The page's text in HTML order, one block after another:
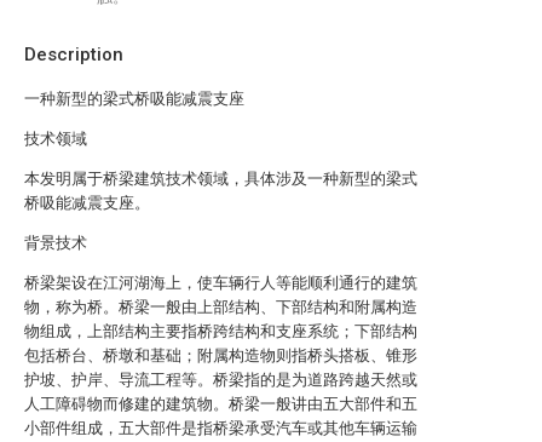
Description
一种新型的梁式桥吸能减震支座
技术领域
本发明属于桥梁建筑技术领域，具体涉及一种新型的梁式
桥吸能减震支座。
背景技术
桥梁架设在江河湖海上，使车辆行人等能顺利通行的建筑
物，称为桥。桥梁一般由上部结构、下部结构和附属构造
物组成，上部结构主要指桥跨结构和支座系统；下部结构
包括桥台、桥墩和基础；附属构造物则指桥头搭板、锥形
护坡、护岸、导流工程等。桥梁指的是为道路跨越天然或
人工障碍物而修建的建筑物。桥梁一般讲由五大部件和五
小部件组成，五大部件是指桥梁承受汽车或其他车辆运输